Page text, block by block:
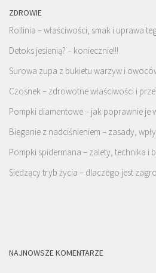
ZDROWIE
Rollinia – właściwości, smak i uprawa
Detoks jesienią? – koniecznie!!!
Surowa zupa z bukietu warzyw i
Czosnek – zdrowotne właściwości i
Pompki diamentowe – jak poprawnie je
Bieganie z nadciśnieniem – zasady,
Pompki spidermana – zalety, technika i
Siedzący tryb życia – dlaczego jest
NAJNOWSZE KOMENTARZE